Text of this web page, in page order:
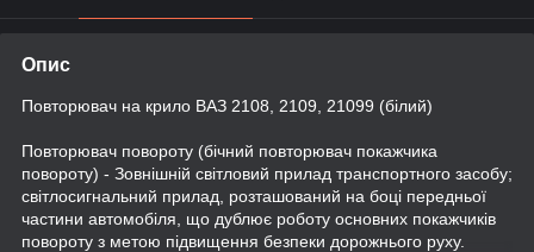
Опис
Повторювач на крило ВАЗ 2108, 2109, 21099 (білий)
Повторювач повороту (бічний повторювач покажчика
повороту) - Зовнішній світловий прилад транспортного засобу;
світлосигнальний прилад, розташований на боці передньої
частини автомобіля, що дублює роботу основних покажчиків
повороту з метою підвищення безпеки дорожнього руху.